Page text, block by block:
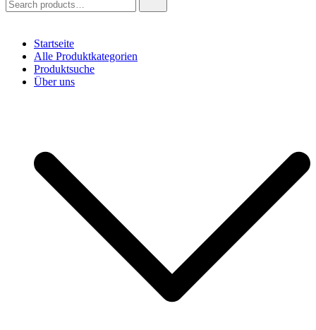
for:
Startseite
Alle Produktkategorien
Produktsuche
Über uns